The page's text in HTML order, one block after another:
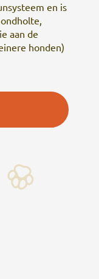
en is
aan de
honden)